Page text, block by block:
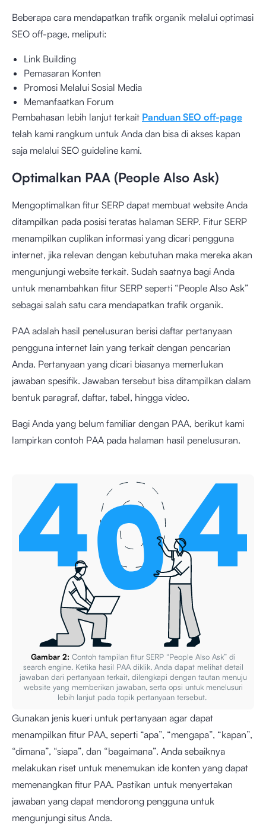
Beberapa cara mendapatkan trafik organik melalui optimasi
SEO off-page, meliputi:
Link Building
Pemasaran Konten
Promosi Melalui Sosial Media
Memanfaatkan Forum
Pembahasan lebih lanjut terkait Panduan SEO off-page
telah kami rangkum untuk Anda dan bisa di akses kapan
saja melalui SEO guideline kami.
Optimalkan PAA (People Also Ask)
Mengoptimalkan fitur SERP dapat membuat website Anda
ditampilkan pada posisi teratas halaman SERP. Fitur SERP
menampilkan cuplikan informasi yang dicari pengguna
internet, jika relevan dengan kebutuhan maka mereka akan
mengunjungi website terkait. Sudah saatnya bagi Anda
untuk menambahkan fitur SERP seperti “People Also Ask”
sebagai salah satu cara mendapatkan trafik organik.
PAA adalah hasil penelusuran berisi daftar pertanyaan
pengguna internet lain yang terkait dengan pencarian
Anda. Pertanyaan yang dicari biasanya memerlukan
jawaban spesifik. Jawaban tersebut bisa ditampilkan dalam
bentuk paragraf, daftar, tabel, hingga video.
Bagi Anda yang belum familiar dengan PAA, berikut kami
lampirkan contoh PAA pada halaman hasil penelusuran.
Gambar 2: Contoh tampilan fitur SERP “People Also Ask” di
search engine. Ketika hasil PAA diklik, Anda dapat melihat detail
jawaban dari pertanyaan terkait, dilengkapi dengan tautan menuju
website yang memberikan jawaban, serta opsi untuk menelusuri
lebih lanjut pada topik pertanyaan tersebut.
Gunakan jenis kueri untuk pertanyaan agar dapat
menampilkan fitur PAA, seperti “apa”, “mengapa”, “kapan”,
“dimana”, “siapa”, dan “bagaimana”. Anda sebaiknya
melakukan riset untuk menemukan ide konten yang dapat
memenangkan fitur PAA. Pastikan untuk menyertakan
jawaban yang dapat mendorong pengguna untuk
mengunjungi situs Anda.